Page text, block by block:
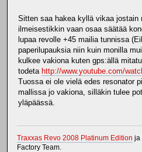
Sitten saa hakea kyllä vikaa jostain
ilmeisestikkin vaan osaa säätää
lupaa revolle +45 mailia tunnissa
paperilupauksia niin kuin monilla
kulkee vakiona kuten gps:ällä
todeta http://www.youtube.com/
Tuossa ei ole vielä edes resonator
mallissa jo vakiona, silläkin tulee
yläpäässä.
Traxxas Revo 2008 Platinum Edition ja
Factory Team.